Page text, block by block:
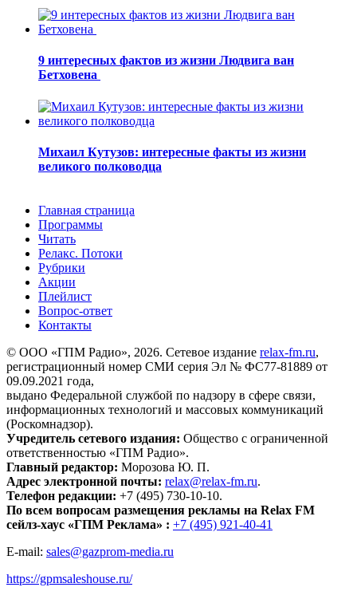
9 интересных фактов из жизни Людвига ван
Бетховена
Михаил Кутузов: интересные факты из жизни
великого полководца
Главная страница
Программы
Читать
Релакс. Потоки
Рубрики
Акции
Плейлист
Вопрос-ответ
Контакты
© ООО «ГПМ Радио», 2026. Сетевое издание relax-fm.ru,
регистрационный номер СМИ серия Эл № ФС77-81889 от
09.09.2021 года,
выдано Федеральной службой по надзору в сфере связи,
информационных технологий и массовых коммуникаций
(Роскомнадзор).
Учредитель сетевого издания: Общество с ограниченной
ответственностью «ГПМ Радио».
Главный редактор: Морозова Ю. П.
Адрес электронной почты: relax@relax-fm.ru.
Телефон редакции: +7 (495) 730-10-10.
По всем вопросам размещения рекламы на Relax FM
сейлз-хаус «ГПМ Реклама» : +7 (495) 921-40-41
E-mail: sales@gazprom-media.ru
https://gpmsaleshouse.ru/